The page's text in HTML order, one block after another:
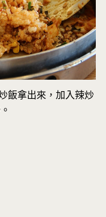
飯拿出來，加入辣炒